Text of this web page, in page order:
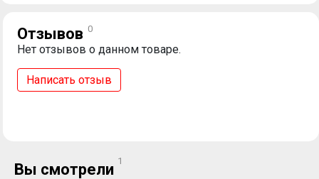
Отзывов 0
Нет отзывов о данном товаре.
Написать отзыв
Вы смотрели 1